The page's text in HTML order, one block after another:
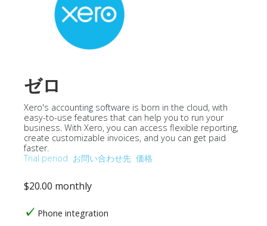
ゼロ
Xero's accounting software is born in the cloud, with
easy-to-use features that can help you to run your
business. With Xero, you can access flexible reporting,
create customizable invoices, and you can get paid
faster.
Trial period お問い合わせ先 価格
$20.00 monthly
Phone integration